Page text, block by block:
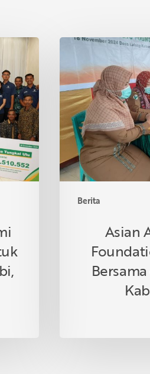
Berita
Asian
&
Tanoto
Foundation
Gelar
Sehat
Bersama
di
Desa
Kabung,
Asian